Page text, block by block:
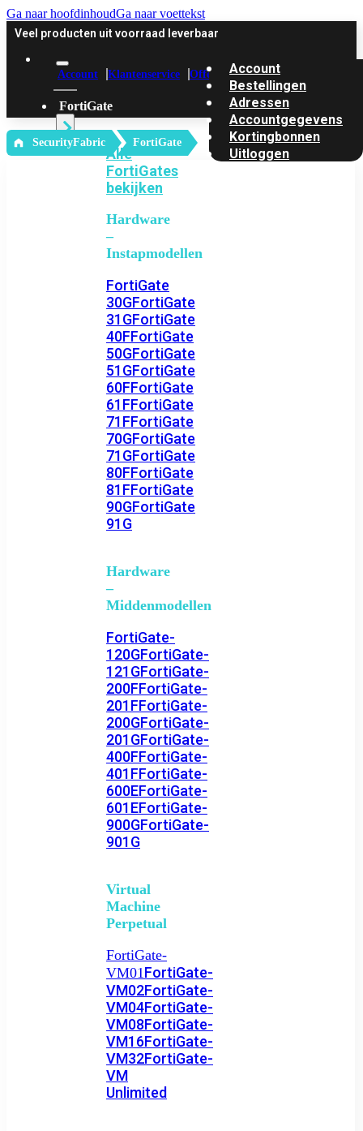
Ga naar hoofdinhoudGa naar voettekst
Veel producten uit voorraad leverbaar
Account Klantenservice Offerte
FortiGate
Alle
FortiGates
bekijken
Hardware
–
Instapmodellen
FortiGate
30GFortiGate
31GFortiGate
40FFortiGate
50GFortiGate
51GFortiGate
60FFortiGate
61FFortiGate
71FFortiGate
70GFortiGate
71GFortiGate
80FFortiGate
81FFortiGate
90GFortiGate
91G
Hardware
–
Middenmodellen
FortiGate-
120GFortiGate-
121GFortiGate-
200FFortiGate-
201FFortiGate-
200GFortiGate-
201GFortiGate-
400FFortiGate-
401FFortiGate-
600EFortiGate-
601EFortiGate-
900GFortiGate-
901G
Virtual
Machine
Perpetual
FortiGate-
VM01FortiGate-
VM02FortiGate-
VM04FortiGate-
VM08FortiGate-
VM16FortiGate-
VM32FortiGate-
VM
Unlimited
Account
Bestellingen
Adressen
Accountgegevens
Kortingbonnen
Uitloggen
‎ SecurityFabric FortiGate